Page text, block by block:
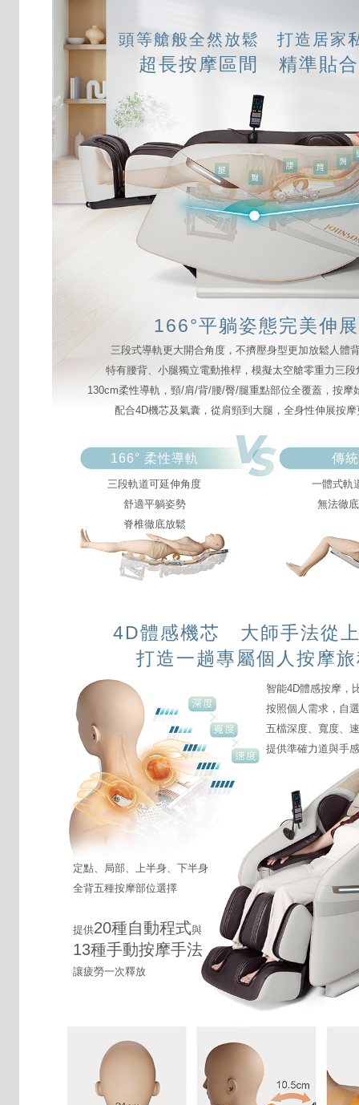
頭等艙般全然放鬆 打造居家
超長按摩區間 精準貼
166°平躺姿態完美伸展
三段式導軌更大開合角度，不擠壓身型更加放鬆人體
特有腰背、小腿獨立電動推桿，模擬太空艙零重力三段
130cm柔性導軌，頸/肩/背/腰/臀/腿重點部位全覆蓋，按摩
配合4D機芯及氣囊，從肩頸到大腿，全身性伸展按
166° 柔性導軌
三段軌道可延伸角度
舒適平躺姿勢
脊椎徹底放鬆
傳
一體式軌
無法徹
4D體感機芯 大師手法從
打造一趟專屬個人按摩
智能4D體感按摩，
按照個人需求，自
五檔深度、寬度、
提供準確力道與手
定點、局部、上半身、下半身
全背五種按摩部位選擇
提供20種自動程式與
13種手動按摩手法
讓疲勞一次釋放